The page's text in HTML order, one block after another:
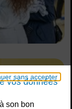
sans accepter
vos données
son bon